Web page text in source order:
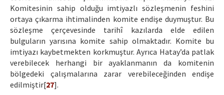
Komitesinin sahip olduğu imtiyazlı sözleşmenin feshini
ortaya çıkarma ihtimalinden komite endişe duymuştur. Bu
sözleşme çerçevesinde tarihî kazılarda elde edilen
bulguların yarısına komite sahip olmaktadır. Komite bu
imtiyazı kaybetmekten korkmuştur. Ayrıca Hatay’da patlak
verebilecek herhangi bir ayaklanmanın da komitenin
bölgedeki çalışmalarına zarar verebileceğinden endişe
edilmiştir[27].